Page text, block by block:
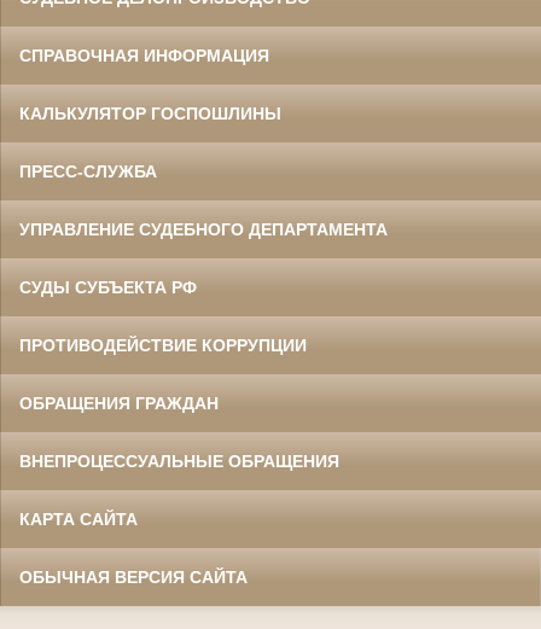
СПРАВОЧНАЯ ИНФОРМАЦИЯ
КАЛЬКУЛЯТОР ГОСПОШЛИНЫ
ПРЕСС-СЛУЖБА
УПРАВЛЕНИЕ СУДЕБНОГО ДЕПАРТАМЕНТА
СУДЫ СУБЪЕКТА РФ
ПРОТИВОДЕЙСТВИЕ КОРРУПЦИИ
ОБРАЩЕНИЯ ГРАЖДАН
ВНЕПРОЦЕССУАЛЬНЫЕ ОБРАЩЕНИЯ
КАРТА САЙТА
ОБЫЧНАЯ ВЕРСИЯ САЙТА